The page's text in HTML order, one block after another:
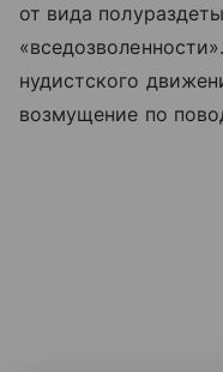
от вида
нудистского
возмущение по